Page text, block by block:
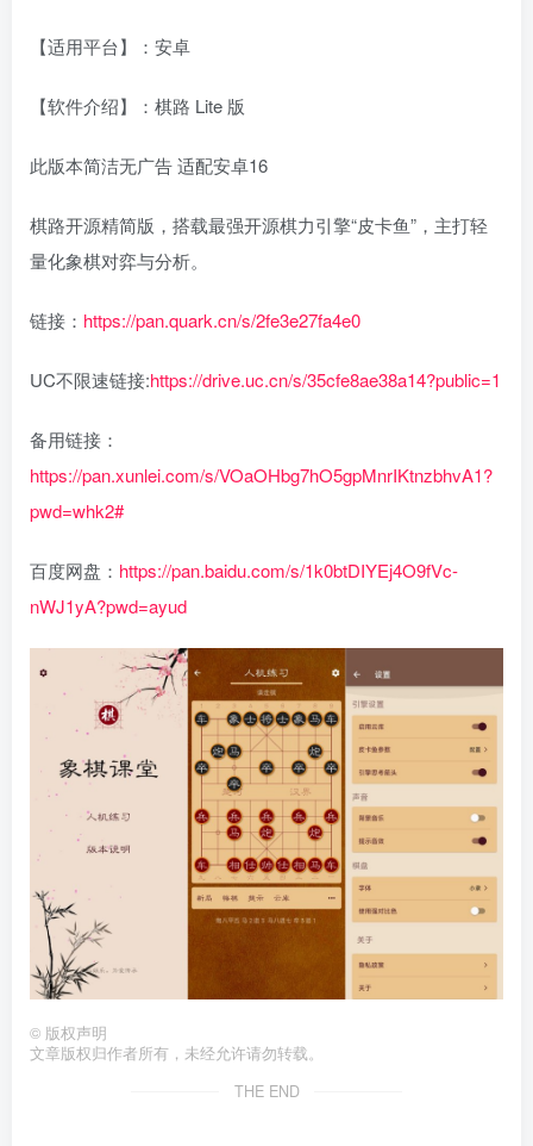
【适用平台】：安卓
【软件介绍】：棋路 Lite 版
此版本简洁无广告 适配安卓16
棋路开源精简版，搭载最强开源棋力引擎“皮卡鱼”，主打轻
量化象棋对弈与分析。
链接： https://pan.quark.cn/s/2fe3e27fa4e0
UC不限速链接:https://drive.uc.cn/s/35cfe8ae38a14?public=1
备用链接：
https://pan.xunlei.com/s/VOaOHbg7hO5gpMnrIKtnzbhvA1?
pwd=whk2#
百度网盘： https://pan.baidu.com/s/1k0btDIYEj4O9fVc-
nWJ1yA?pwd=ayud
© 版权声明
文章版权归作者所有，未经允许请勿转载。
THE END